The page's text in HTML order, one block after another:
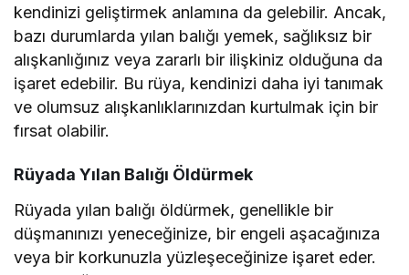
kendinizi geliştirmek anlamına da gelebilir. Ancak,
bazı durumlarda yılan balığı yemek, sağlıksız bir
alışkanlığınız veya zararlı bir ilişkiniz olduğuna da
işaret edebilir. Bu rüya, kendinizi daha iyi tanımak
ve olumsuz alışkanlıklarınızdan kurtulmak için bir
fırsat olabilir.
Rüyada Yılan Balığı Öldürmek
Rüyada yılan balığı öldürmek, genellikle bir
düşmanınızı yeneceğinize, bir engeli aşacağınıza
veya bir korkunuzla yüzleşeceğinize işaret eder.